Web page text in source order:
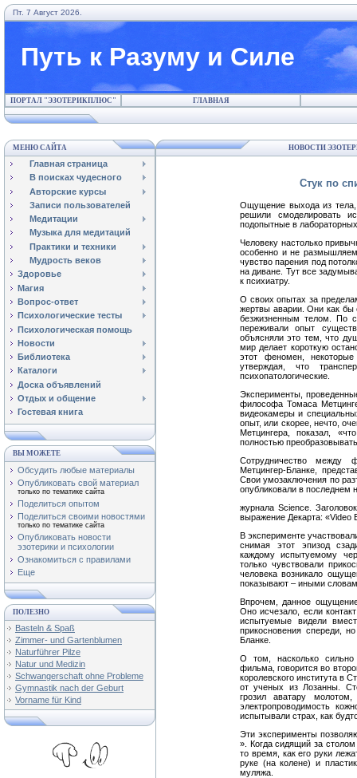
Пт. 7 Август 2026.
Путь к Разуму и Силе
ПОРТАЛ "ЭЗОТЕРИКПЛЮС" ГЛАВНАЯ
МЕНЮ САЙТА
Главная страница
В поисках чудесного
Авторские курсы
Записи пользователей
Медитации
Музыка для медитаций
Практики и техники
Мудрость веков
Здоровье
Магия
Вопрос-ответ
Психологические тесты
Психологическая помощь
Новости
Библиотека
Каталоги
Доска объявлений
Отдых и общение
Гостевая книга
ВЫ МОЖЕТЕ
Обсудить любые материалы
Опубликовать свой материал
только по тематике сайта
Поделиться опытом
Поделиться своими новостями
только по тематике сайта
Опубликовать новости
эзотерики и психологии
Ознакомиться с правилами
Еще
ПОЛЕЗНО
Basteln & Spaß
Zimmer- und Gartenblumen
Naturführer Pilze
Natur und Medizin
Schwangerschaft ohne Probleme
Gymnastik nach der Geburt
Vorname für Kind
НОВОСТИ
Стук по
Ощущение выхода из тела,
решили смоделировать
подопытные в
Человеку настолько
особенно и не размышляем
чувство парения под
на диване. Тут все
к психиатру.
О своих опытах за
жертвы аварии. Они как бы
безжизненным телом. По
переживали опыт
объясняли это тем, что
мир делает короткую
этот феномен, некоторые
утверждая, что
психопатологические.
Эксперименты,
философа Томаса
видеокамеры и
опыт, или скорее, нечто,
Метцингера, показал,
полностью
Сотрудничество между
Метцингер-Бланке,
Свои умозаключения по
опубликовали в последнем
журнала Science.
выражение Декарта: «Video
В эксперименте
снимая этот эпизод
каждому испытуемому
только чувствовали
человека возникало
показывают – иными
Впрочем, данное
Оно исчезало, если
испытуемые видели
прикосновения спереди,
Бланке.
О том, насколько
фильма, говорится во
королевского института в
от ученых из Лозанны.
грозил аватару
электропроводимость
испытывали страх, как
Эти эксперименты
». Когда сидящий за
то время, как его руки
руке (на колене) и
муляжа.